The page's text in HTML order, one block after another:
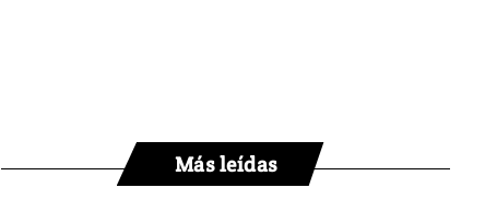
Más leídas